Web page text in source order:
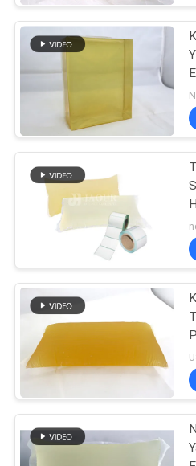
SITE
HARITASI
GIZLILIK
POLITIKASI